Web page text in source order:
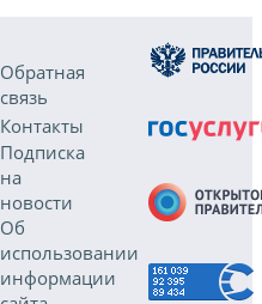
Обратная
связь
Контакты
Подписка
на
новости
Об
использовании
информации